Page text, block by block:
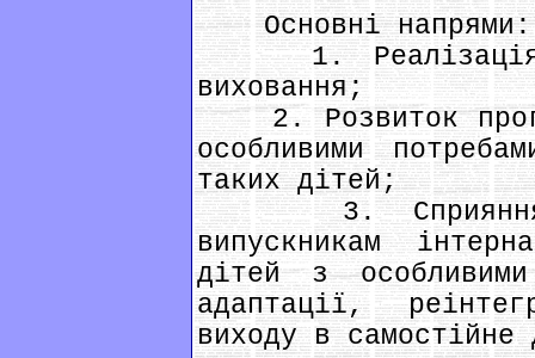
Основні напрями:
1. Реалізація
виховання;
2. Розвиток
особливими
таких дітей;
3. Сприяння
випускникам
дітей з
адаптації,
виходу в самостійне